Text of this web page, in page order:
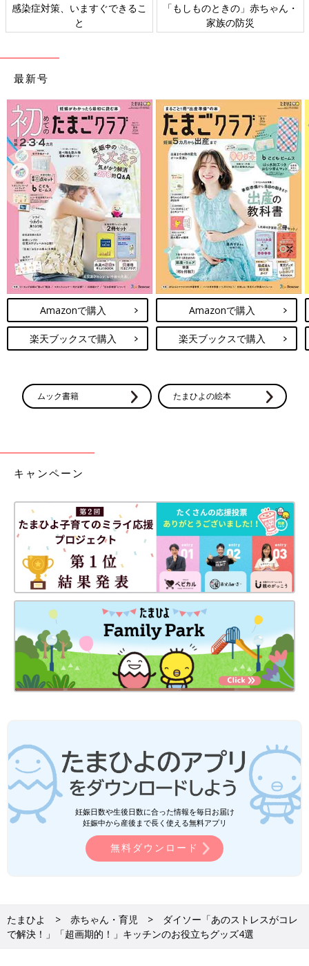
感染症対策、いますぐできるこ
と
「もしものときの」赤ちゃん・
家族の防災
最新号
Amazonで購入
楽天ブックスで購入
Amazonで購入
楽天ブックスで購入
ムック書籍 たまひよの絵本
キャンペーン
妊娠日数や生後日数に合った情報を毎日お届け
妊娠中から産後まで長く使える無料アプリ
無料ダウンロード
たまひよ 赤ちゃん・育児
ダイソー「あのストレスがコレ
で解決！」「超画期的！」キッチンのお役立ちグッズ4選